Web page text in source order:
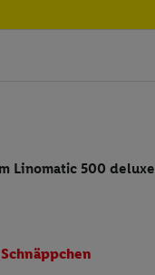
Linomatic 500 deluxe